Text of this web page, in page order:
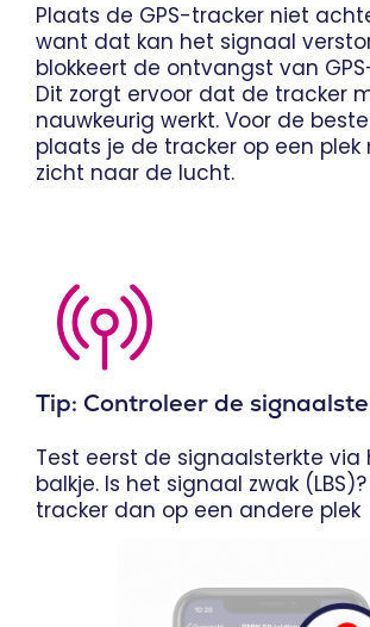
Plaats de GPS-tracker niet
want dat kan het signaal
blokkeert de ontvangst van
Dit zorgt ervoor dat de tracker
nauwkeurig werkt. Voor de
plaats je de tracker op een plek
zicht naar de lucht.
Tip: Controleer de
Test eerst de signaalsterkte via
balkje. Is het signaal zwak
tracker dan op een andere plek